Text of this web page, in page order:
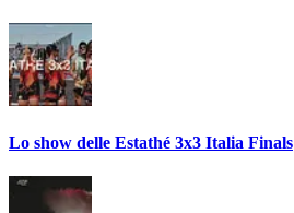
Lo show delle Estathé 3x3 Italia Finals